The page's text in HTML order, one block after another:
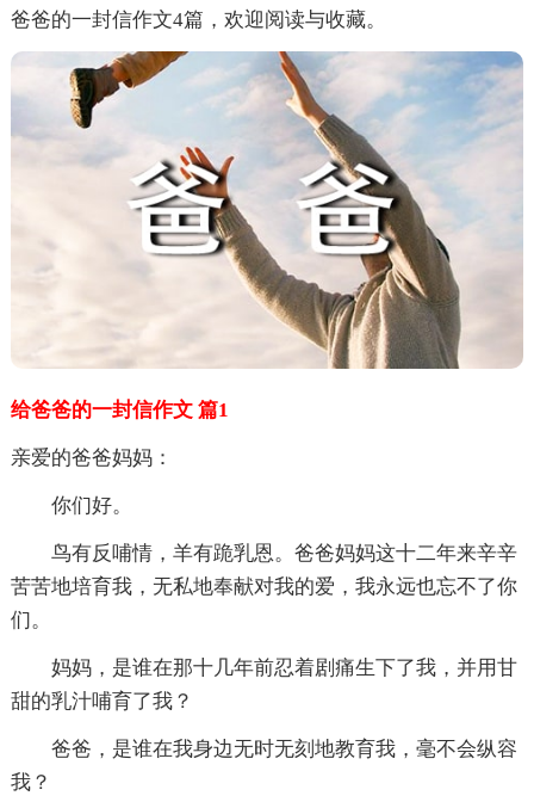
爸爸的一封信作文4篇，欢迎阅读与收藏。
给爸爸的一封信作文 篇1
亲爱的爸爸妈妈：
你们好。
鸟有反哺情，羊有跪乳恩。爸爸妈妈这十二年来辛辛
苦苦地培育我，无私地奉献对我的爱，我永远也忘不了你
们。
妈妈，是谁在那十几年前忍着剧痛生下了我，并用甘
甜的乳汁哺育了我？
爸爸，是谁在我身边无时无刻地教育我，毫不会纵容
我？